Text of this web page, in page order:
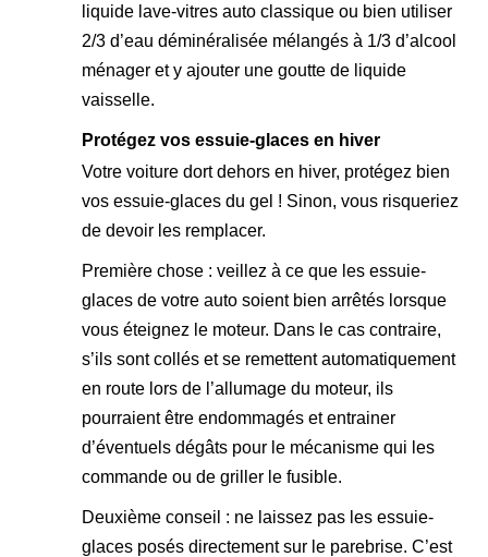
liquide lave-vitres auto classique ou bien utiliser
2/3 d’eau déminéralisée mélangés à 1/3 d’alcool
ménager et y ajouter une goutte de liquide
vaisselle.
Protégez vos essuie-glaces en hiver
Votre voiture dort dehors en hiver, protégez bien
vos essuie-glaces du gel ! Sinon, vous risqueriez
de devoir les remplacer.
Première chose : veillez à ce que les essuie-
glaces de votre auto soient bien arrêtés lorsque
vous éteignez le moteur. Dans le cas contraire,
s’ils sont collés et se remettent automatiquement
en route lors de l’allumage du moteur, ils
pourraient être endommagés et entrainer
d’éventuels dégâts pour le mécanisme qui les
commande ou de griller le fusible.
Deuxième conseil : ne laissez pas les essuie-
glaces posés directement sur le parebrise. C’est